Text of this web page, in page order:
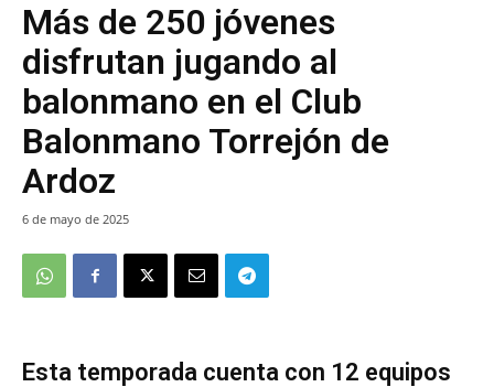
Más de 250 jóvenes
disfrutan jugando al
balonmano en el Club
Balonmano Torrejón de
Ardoz
6 de mayo de 2025
Esta temporada cuenta con 12 equipos